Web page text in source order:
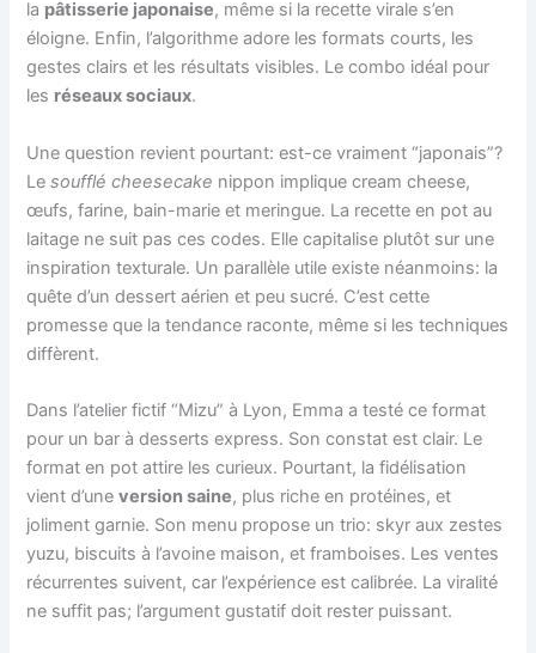
la pâtisserie japonaise, même si la recette virale s’en
éloigne. Enfin, l’algorithme adore les formats courts, les
gestes clairs et les résultats visibles. Le combo idéal pour
les réseaux sociaux.
Une question revient pourtant: est-ce vraiment “japonais”?
Lesoufflé cheesecake nippon implique cream cheese,
œufs, farine, bain-marie et meringue. La recette en pot au
laitage ne suit pas ces codes. Elle capitalise plutôt sur une
inspiration texturale. Un parallèle utile existe néanmoins: la
quête d’un dessert aérien et peu sucré. C’est cette
promesse que la tendance raconte, même si les techniques
diffèrent.
Dans l’atelier fictif “Mizu” à Lyon, Emma a testé ce format
pour un bar à desserts express. Son constat est clair. Le
format en pot attire les curieux. Pourtant, la fidélisation
vient d’uneversion saine, plus riche en protéines, et
joliment garnie. Son menu propose un trio: skyr aux zestes
yuzu, biscuits à l’avoine maison, et framboises. Les ventes
récurrentes suivent, car l’expérience est calibrée. La viralité
ne suffit pas; l’argument gustatif doit rester puissant.